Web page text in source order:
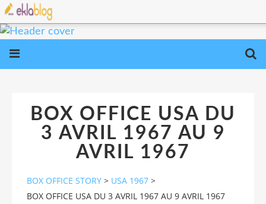
BOX OFFICE USA DU
3 AVRIL 1967 AU 9
AVRIL 1967
BOX OFFICE STORY > USA 1967 >
BOX OFFICE USA DU 3 AVRIL 1967 AU 9 AVRIL 1967